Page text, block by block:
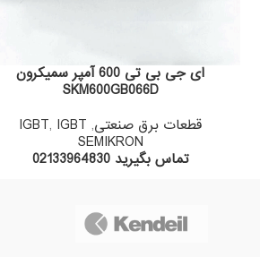
ای جی بی تی 600 آمپر سمیکرون
SKM600GB066D
قطعات برق صنعتی,
IGBT, IGBT
SEMIKRON
تماس بگیرید 02133964830